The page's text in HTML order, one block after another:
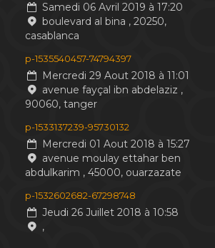
Samedi 06 Avril 2019 à 17:20
boulevard al bina , 20250,
casablanca
p-1535540457-74794397
Mercredi 29 Aout 2018 à 11:01
avenue fayçal ibn abdelaziz ,
90060, tanger
p-1533137239-95730132
Mercredi 01 Aout 2018 à 15:27
avenue moulay ettahar ben
abdulkarim , 45000, ouarzazate
p-1532602682-67298748
Jeudi 26 Juillet 2018 à 10:58
,